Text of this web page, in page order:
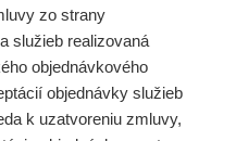
zo strany
služieb realizovaná
objednávkového
objednávky služieb
k uzatvoreniu zmluvy,